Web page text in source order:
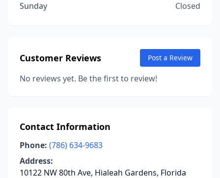
Sunday
Closed
Customer Reviews Post a Review
No reviews yet. Be the first to review!
Contact Information
Phone: (786) 634-9683
Address:
10122 NW 80th Ave, Hialeah Gardens, Florida